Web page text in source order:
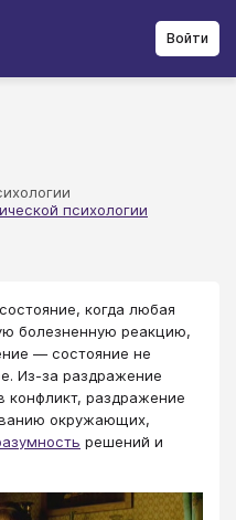
Войти
психологии
состояние, когда любая
болезненную реакцию,
— состояние не
Из-за раздражение
раздражение
окружающих,
решений и